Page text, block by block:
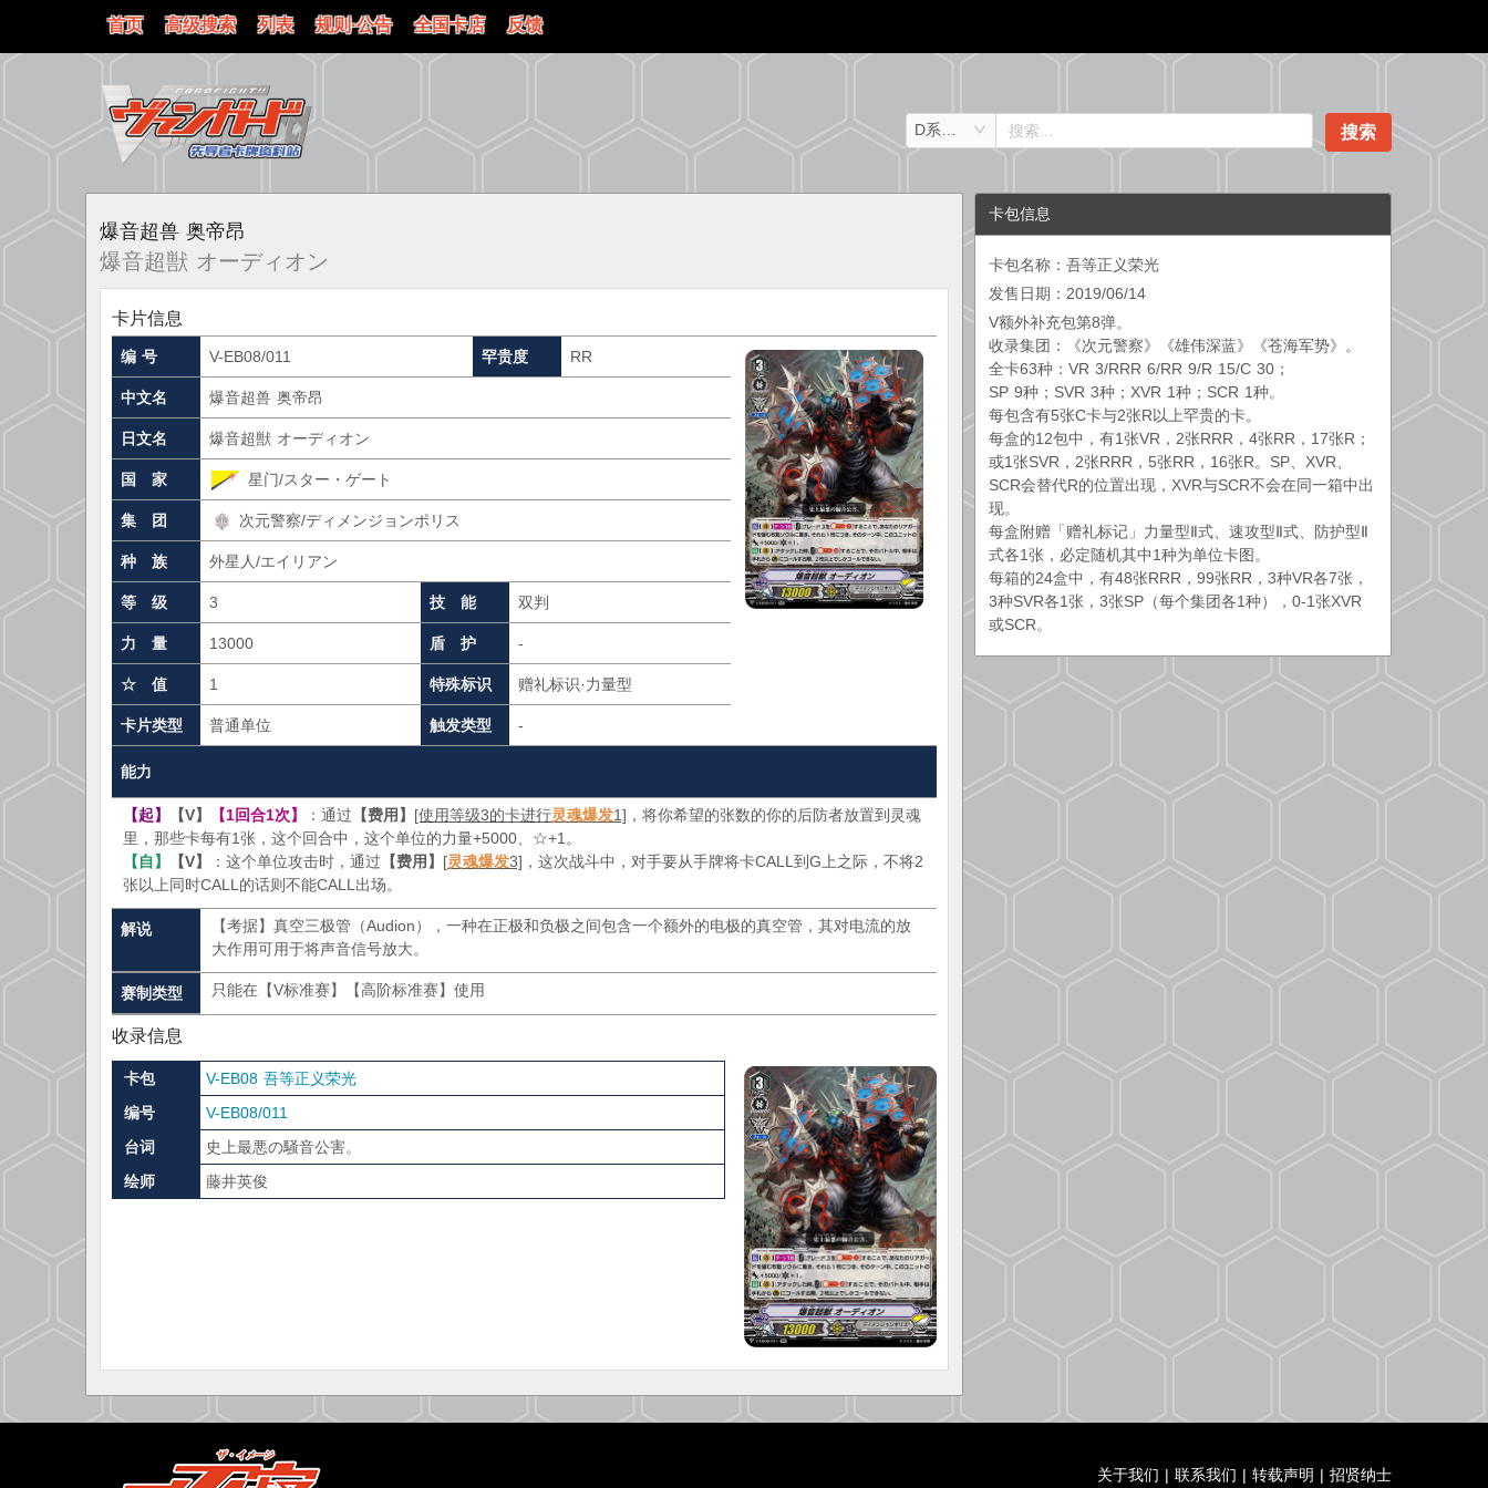
首页 高级搜索 列表 规则·公告 全国卡店 反馈
搜索
爆音超兽 奥帝昂
爆音超獣 オーディオン
卡片信息
编 号 V-EB08/011 罕贵度 RR
中文名 爆音超兽 奥帝昂
日文名 爆音超獣 オーディオン
国 家 星门/スター・ゲート
集 团 次元警察/ディメンジョンポリス
种 族 外星人/エイリアン
等 级 3 技 能 双判
力 量 13000 盾 护 -
☆ 值 1 特殊标识 赠礼标识·力量型
卡片类型 普通单位 触发类型 -
能力
【起】 【V】 【1回合1次】 ：通过 【费用】 [使用等级3的卡进行灵魂爆发1] ，将你希望的张数的你的后防者放置到灵魂
里，那些卡每有1张，这个回合中，这个单位的力量+5000、☆+1。
【自】
【V】 ：这个单位攻击时，通过 【费用】 [灵魂爆发3] ，这次战斗中，对手要从手牌将卡CALL到G上之际，不将2
张以上同时CALL的话则不能CALL出场。
解说
【考据】真空三极管（Audion），一种在正极和负极之间包含一个额外的电极的真空管，其对电流的放
大作用可用于将声音信号放大。
赛制类型 只能在【V标准赛】【高阶标准赛】使用
收录信息
卡包
V-EB08 吾等正义荣光
编号
V-EB08/011
台词
史上最悪の騒音公害。
绘师
藤井英俊
卡包信息
卡包名称：吾等正义荣光
发售日期：2019/06/14
V额外补充包第8弹。
收录集团：《次元警察》《雄伟深蓝》《苍海军势》。
全卡63种：VR 3/RRR 6/RR 9/R 15/C 30；
SP 9种；SVR 3种；XVR 1种；SCR 1种。
每包含有5张C卡与2张R以上罕贵的卡。
每盒的12包中，有1张VR，2张RRR，4张RR，17张R；
或1张SVR，2张RRR，5张RR，16张R。SP、XVR、
SCR会替代R的位置出现，XVR与SCR不会在同一箱中出
现。
每盒附赠「赠礼标记」力量型Ⅱ式、速攻型Ⅱ式、防护型Ⅱ
式各1张，必定随机其中1种为单位卡图。
每箱的24盒中，有48张RRR，99张RR，3种VR各7张，
3种SVR各1张，3张SP（每个集团各1种），0-1张XVR
或SCR。
关于我们 | 联系我们 | 转载声明 | 招贤纳士